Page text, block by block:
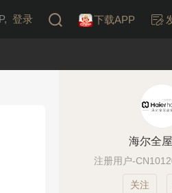
登录 下载APP
海尔全
注册用户-